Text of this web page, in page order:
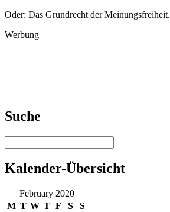
Oder: Das Grundrecht der Meinungsfreiheit.
Werbung
Suche
Kalender-Übersicht
February 2020
M T W T F S
S